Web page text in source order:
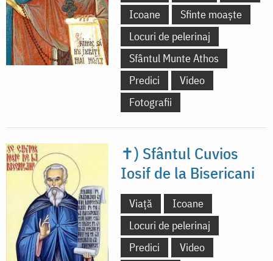
Icoane
Sfinte moaște
Locuri de pelerinaj
Sfântul Munte Athos
Predici
Video
Fotografii
✝) Sfântul Cuvios
Iosif de la Bisericani
Viață
Icoane
Locuri de pelerinaj
Predici
Video